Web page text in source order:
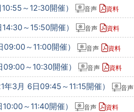
～12:30開催） 音声 資料
～15:50開催） 音声 資料
09:00～11:00開催） 音声 資料
～10:30開催） 音声 資料
3月 6日09:45～11:15開催） 音声
～11:40開催） 音声 資料